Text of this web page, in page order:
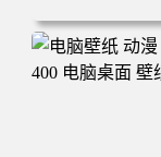
电脑壁纸 动漫 紫
脑桌面 壁纸大全